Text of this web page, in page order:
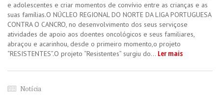
e adolescentes e criar momentos de convívio entre as crianças e as
suas famílias.O NÚCLEO REGIONAL DO NORTE DA LIGA PORTUGUESA
CONTRA O CANCRO, no desenvolvimento dos seus serviçose
atividades de apoio aos doentes oncológicos e seus familiares,
abraçou e acarinhou, desde o primeiro momento,o projeto
“RESISTENTES”.O projeto “Resistentes” surgiu do... Ler mais
Notícia